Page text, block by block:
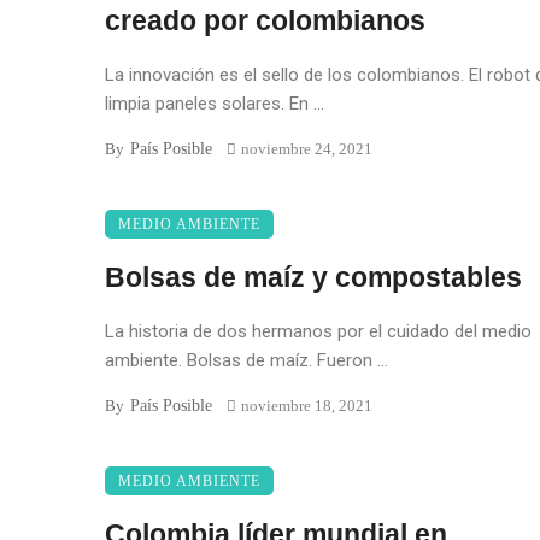
creado por colombianos
La innovación es el sello de los colombianos. El robot
limpia paneles solares. En ...
By País Posible noviembre 24, 2021
MEDIO AMBIENTE
Bolsas de maíz y compostables
La historia de dos hermanos por el cuidado del medio
ambiente. Bolsas de maíz. Fueron ...
By País Posible noviembre 18, 2021
MEDIO AMBIENTE